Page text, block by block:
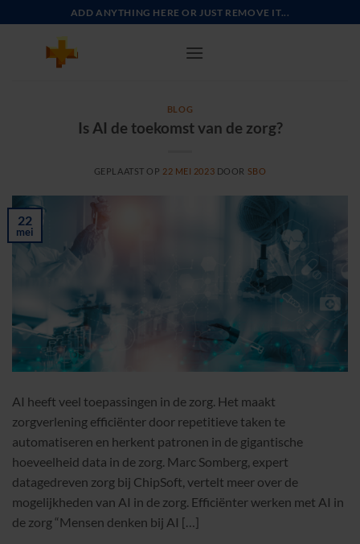
naar
ADD ANYTHING HERE OR JUST REMOVE IT...
BLOG
Is AI de toekomst van de zorg?
GEPLAATST OP 22 MEI 2023 DOOR SBO
22
mei
AI heeft veel toepassingen in de zorg. Het maakt
zorgverlening efficiënter door repetitieve taken te
automatiseren en herkent patronen in de gigantische
hoeveelheid data in de zorg. Marc Somberg, expert
datagedreven zorg bij ChipSoft, vertelt meer over de
mogelijkheden van AI in de zorg. Efficiënter werken met AI in
de zorg “Mensen denken bij AI […]